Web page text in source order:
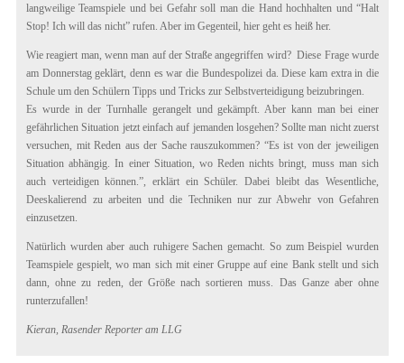
langweilige Teamspiele und bei Gefahr soll man die Hand hochhalten und “Halt
Stop! Ich will das nicht” rufen. Aber im Gegenteil, hier geht es heiß her.
Wie reagiert man, wenn man auf der Straße angegriffen wird? Diese Frage wurde
am Donnerstag geklärt, denn es war die Bundespolizei da. Diese kam extra in die
Schule um den Schülern Tipps und Tricks zur Selbstverteidigung beizubringen.
Es wurde in der Turnhalle gerangelt und gekämpft. Aber kann man bei einer
gefährlichen Situation jetzt einfach auf jemanden losgehen? Sollte man nicht zuerst
versuchen, mit Reden aus der Sache rauszukommen? “Es ist von der jeweiligen
Situation abhängig. In einer Situation, wo Reden nichts bringt, muss man sich
auch verteidigen können.”, erklärt ein Schüler. Dabei bleibt das Wesentliche,
Deeskalierend zu arbeiten und die Techniken nur zur Abwehr von Gefahren
einzusetzen.
Natürlich wurden aber auch ruhigere Sachen gemacht. So zum Beispiel wurden
Teamspiele gespielt, wo man sich mit einer Gruppe auf eine Bank stellt und sich
dann, ohne zu reden, der Größe nach sortieren muss. Das Ganze aber ohne
runterzufallen!
Kieran, Rasender Reporter am LLG